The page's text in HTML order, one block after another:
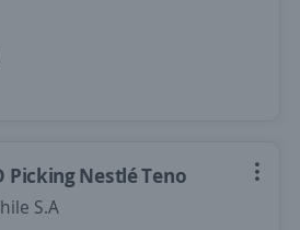
Picking Nestlé Teno
S.A